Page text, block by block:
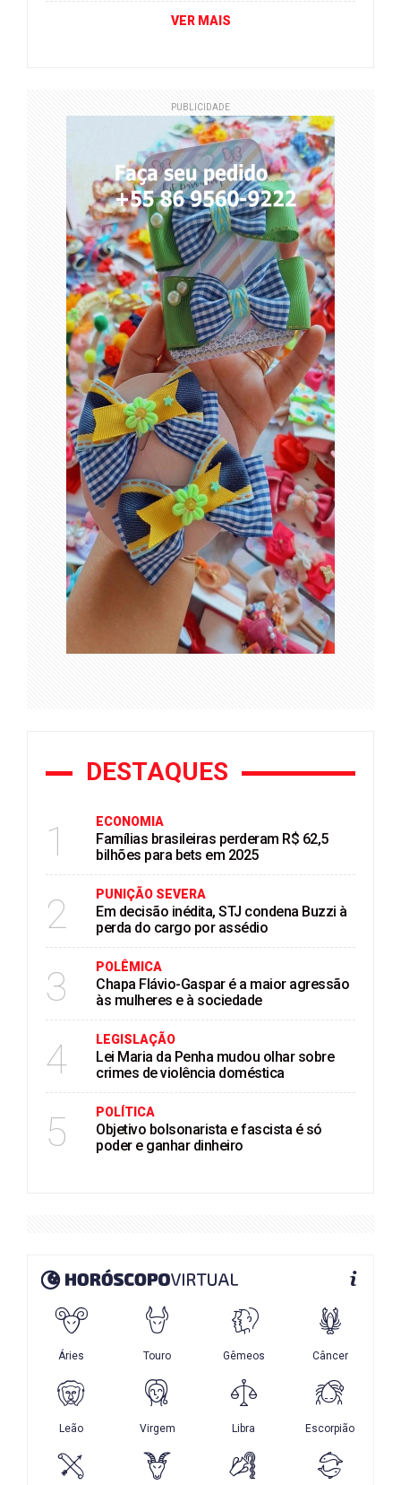
VER MAIS
PUBLICIDADE
DESTAQUES
1 ECONOMIA
Famílias brasileiras perderam R$ 62,5
bilhões para bets em 2025
2 PUNIÇÃO SEVERA
Em decisão inédita, STJ condena Buzzi à
perda do cargo por assédio
3 POLÊMICA
Chapa Flávio-Gaspar é a maior agressão
às mulheres e à sociedade
4 LEGISLAÇÃO
Lei Maria da Penha mudou olhar sobre
crimes de violência doméstica
5 POLÍTICA
Objetivo bolsonarista e fascista é só
poder e ganhar dinheiro